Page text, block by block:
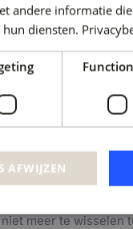
van het
op kantoor
digitaliseren,
met een
liefst 150
via VRS
meer te wisselen
andere informatie
diensten.
AFWIJZEN